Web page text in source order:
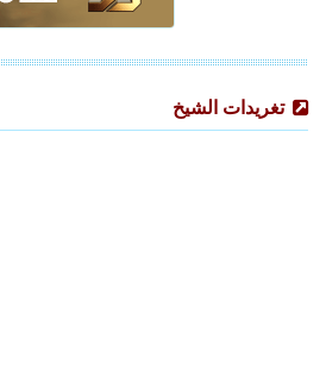
تغريدات الشيخ